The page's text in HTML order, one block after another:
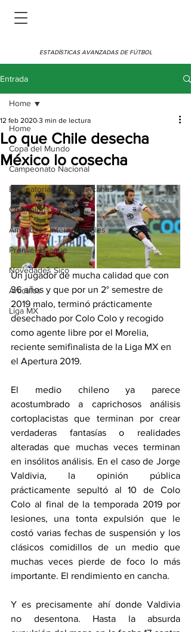
ESTADÍSTICAS AVANZADAS DE FÚTBOL
Entrada
Home
Copa del Mundo
Campeonato Nacional
Eliminatorias Sudamericanas
Champions League
Amistosos Internacionales
Premier League
Novedades Sico
Artículos
Liga MX
Home
Lo que Chile desecha
México lo cosecha
12 feb 2020 3 min de lectura
Un jugador de mucha calidad que con
36 años y que por un 2° semestre de
2019 malo, terminó prácticamente
desechado por Colo Colo y recogido
como agente libre por el Morelia,
reciente semifinalista de la Liga MX en
el Apertura 2019.
El medio chileno ya parece
acostumbrado a caprichosos análisis
cortoplacistas que terminan por crear
verdaderas fantasías o realidades
alteradas que muchas veces terminan
en insólitos análisis. En el caso de Jorge
Valdivia, la opinión pública
prácticamente sepultó al 10 de Colo
Colo al final de la temporada 2019 por
lesiones, una tonta expulsión que le
costó varias fechas de suspensión y los
clásicos comidillos de un medio que
muchas veces pierde de foco lo más
importante. El rendimiento en cancha.
Y es precisamente ahí donde Valdivia
no desentona. Hasta la absurda